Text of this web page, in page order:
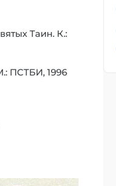
Таин. К.:
ПСТБИ, 1996